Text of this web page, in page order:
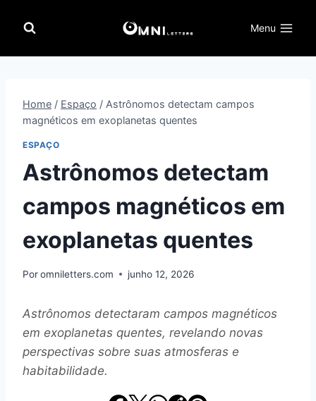
para
Menu
Home / Espaço / Astrônomos detectam campos
magnéticos em exoplanetas quentes
ESPAÇO
Astrônomos detectam
campos magnéticos em
exoplanetas quentes
Poromniletters.com junho 12, 2026
Astrônomos detectaram campos magnéticos
em exoplanetas quentes, revelando novas
perspectivas sobre suas atmosferas e
habitabilidade.